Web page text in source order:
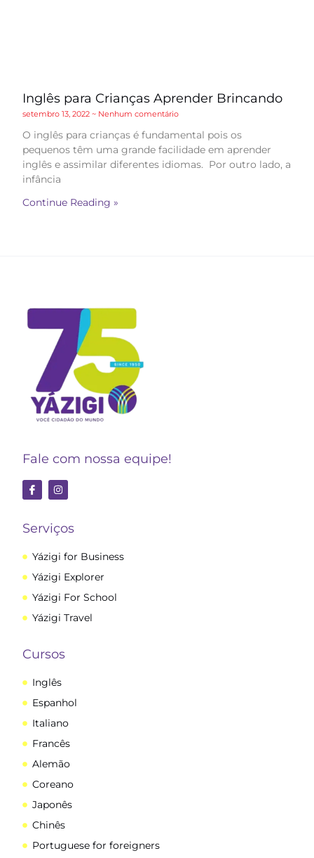
Inglês para Crianças Aprender Brincando
setembro 13, 2022 Nenhum comentário
O inglês para crianças é fundamental pois os
pequenos têm uma grande facilidade em aprender
inglês e assimilar diferentes idiomas. Por outro lado, a
infância
Continue Reading »
Fale com nossa equipe!
Serviços
Yázigi for Business
Yázigi Explorer
Yázigi For School
Yázigi Travel
Cursos
Inglês
Espanhol
Italiano
Francês
Alemão
Coreano
Japonês
Chinês
Portuguese for foreigners